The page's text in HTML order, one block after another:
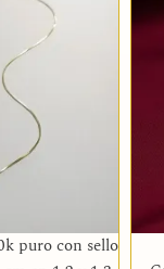
puro con sello
desde
$